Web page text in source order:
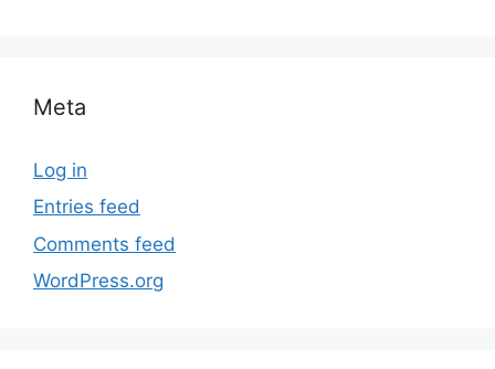
Meta
Log in
Entries feed
Comments feed
WordPress.org